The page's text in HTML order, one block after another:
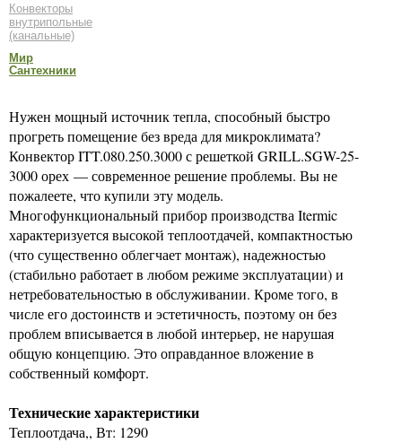
Конвекторы
внутрипольные
(канальные)
Мир
Сантехники
Нужен мощный источник тепла, способный быстро
прогреть помещение без вреда для микроклимата?
Конвектор ITT.080.250.3000 с решеткой GRILL.SGW-25-
3000 орех — современное решение проблемы. Вы не
пожалеете, что купили эту модель.
Многофункциональный прибор производства Itermic
характеризуется высокой теплоотдачей, компактностью
(что существенно облегчает монтаж), надежностью
(стабильно работает в любом режиме эксплуатации) и
нетребовательностью в обслуживании. Кроме того, в
числе его достоинств и эстетичность, поэтому он без
проблем вписывается в любой интерьер, не нарушая
общую концепцию. Это оправданное вложение в
собственный комфорт.
Технические характеристики
Теплоотдача,, Вт: 1290